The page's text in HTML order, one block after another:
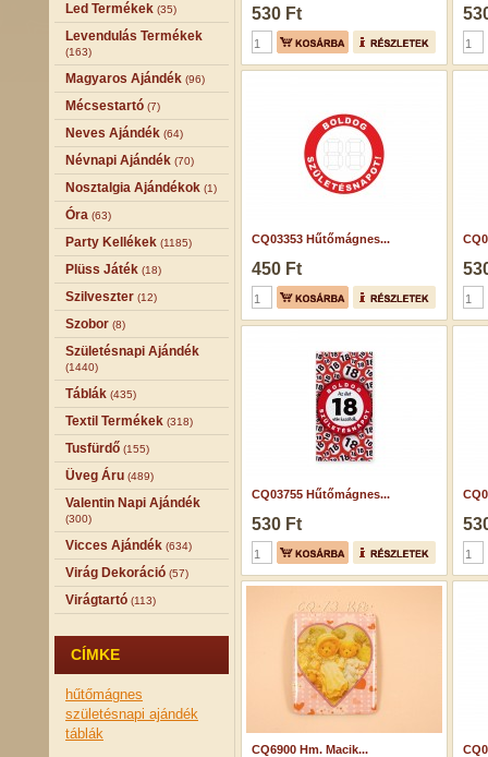
Led Termékek (35)
Levendulás Termékek
(163)
Magyaros Ajándék (96)
Mécsestartó (7)
Neves Ajándék (64)
Névnapi Ajándék (70)
Nosztalgia Ajándékok (1)
Óra (63)
Party Kellékek (1185)
Plüss Játék (18)
Szilveszter (12)
Szobor (8)
Születésnapi Ajándék
(1440)
Táblák (435)
Textil Termékek (318)
Tusfürdő (155)
Üveg Áru (489)
Valentin Napi Ajándék
(300)
Vicces Ajándék (634)
Virág Dekoráció (57)
Virágtartó (113)
CÍMKE
hűtőmágnes
születésnapi ajándék
táblák
530 Ft
CQ03353 Hűtőmágnes...
450 Ft
CQ03755 Hűtőmágnes...
530 Ft
CQ6900 Hm. Macik...